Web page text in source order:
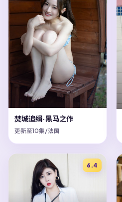
焚城追缉·黑马之作
更新至10集/法国
6.4